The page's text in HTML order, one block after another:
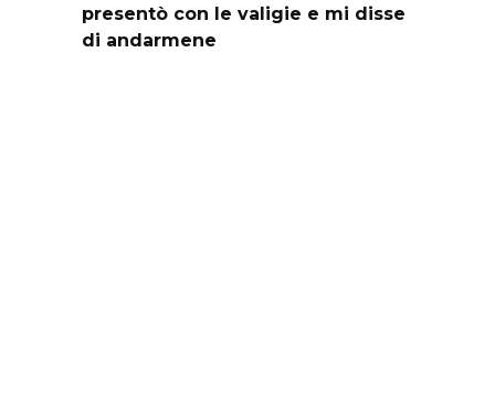
presentò con le valigie e mi disse
di andarmene